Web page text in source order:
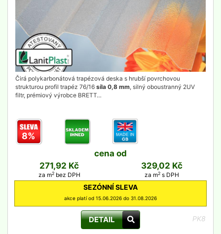
Čirá polykarbonátová trapézová deska s hrubší povrchovou
strukturou profil trapéz 76/16 síla 0,8 mm, silný oboustranný 2UV
filtr, prémiový výrobce BRETT…
8%
cena od
271,92 Kč
za m2bez DPH
329,02 Kč
za m2 s DPH
SEZÓNNÍ SLEVA
akce platí od 15.06.2026 do 31.08.2026
DETAIL PK8